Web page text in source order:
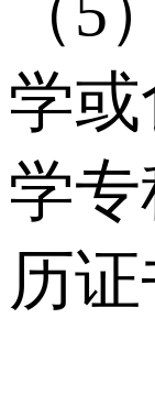
学
学
历证